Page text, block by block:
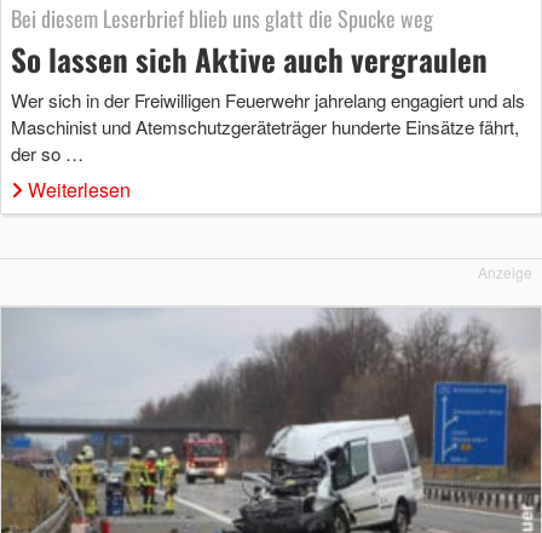
Bei diesem Leserbrief blieb uns glatt die Spucke weg
So lassen sich Aktive auch vergraulen
Wer sich in der Freiwilligen Feuerwehr jahrelang engagiert und als
Maschinist und Atemschutzgeräteträger hunderte Einsätze fährt,
der so …
Weiterlesen
Anzeige